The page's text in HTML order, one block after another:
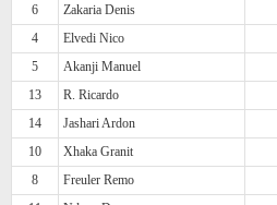
6
Zakaria Denis
4
Elvedi Nico
5
Akanji Manuel
13
R. Ricardo
14
Jashari Ardon
10
Xhaka Granit
8
Freuler Remo